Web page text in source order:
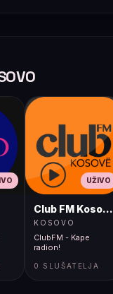
UŽIVO
Club FM Kosovë
KOSOVO
ClubFM - Kape
radion!
0 SLUŠATELJA